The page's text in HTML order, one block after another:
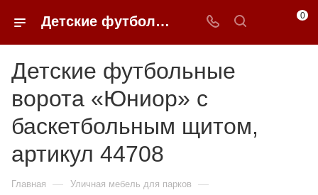
Детские футбольные ворота «Юниор» с баскетбольным щитом купить в Москве от 63 525 ₽ - 0FFER 0
Детские футбольные
ворота «Юниор» с
баскетбольным щитом,
артикул 44708
Главная — Уличная мебель для парков —